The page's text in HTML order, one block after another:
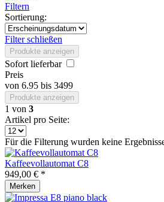
Filtern
Sortierung:
Filter schließen
Produkte anzeigen
Sofort lieferbar
Preis
von 6.95 bis 3499
Produkte anzeigen
1 von 3
Artikel pro Seite:
Für die Filterung wurden keine
Kaffeevollautomat C8
949,00 € *
Merken